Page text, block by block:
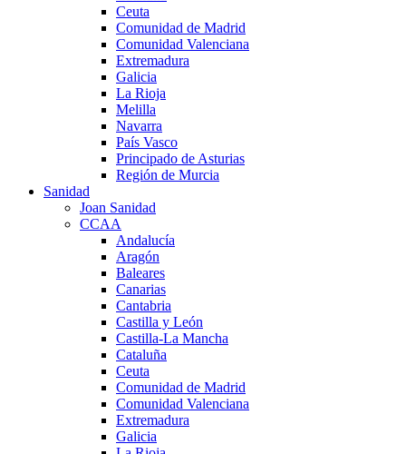
Ceuta
Comunidad de Madrid
Comunidad Valenciana
Extremadura
Galicia
La Rioja
Melilla
Navarra
País Vasco
Principado de Asturias
Región de Murcia
Sanidad
Joan Sanidad
CCAA
Andalucía
Aragón
Baleares
Canarias
Cantabria
Castilla y León
Castilla-La Mancha
Cataluña
Ceuta
Comunidad de Madrid
Comunidad Valenciana
Extremadura
Galicia